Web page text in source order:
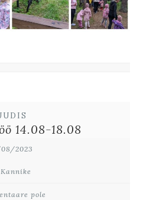
14.08-18.08
2023
pole